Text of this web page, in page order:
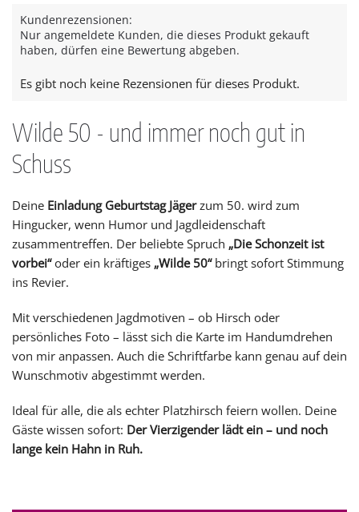
Kundenrezensionen:
Nur angemeldete Kunden, die dieses Produkt gekauft
haben, dürfen eine Bewertung abgeben.
Es gibt noch keine Rezensionen für dieses Produkt.
Wilde 50 - und immer noch gut in
Schuss
Deine Einladung Geburtstag Jägerzum 50. wird zum
Hingucker, wenn Humor und Jagdleidenschaft
zusammentreffen. Der beliebte Spruch „Die Schonzeit ist
vorbei“oder ein kräftiges „Wilde 50“bringt sofort Stimmung
ins Revier.
Mit verschiedenen Jagdmotiven – ob Hirsch oder
persönliches Foto – lässt sich die Karte im Handumdrehen
von mir anpassen. Auch die Schriftfarbe kann genau auf dein
Wunschmotiv abgestimmt werden.
Ideal für alle, die als echter Platzhirsch feiern wollen. Deine
Gäste wissen sofort: Der Vierzigender lädt ein – und noch
lange kein Hahn in Ruh.